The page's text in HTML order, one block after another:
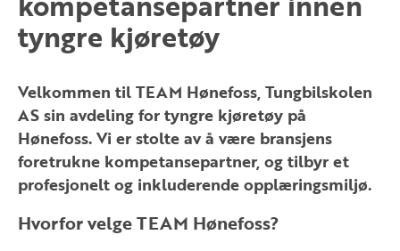
tyngre kjøretøy
Velkommen til TEAM Hønefoss, Tungbilskolen
AS sin avdeling for tyngre kjøretøy på
Hønefoss. Vi er stolte av å være bransjens
foretrukne kompetansepartner, og tilbyr et
profesjonelt og inkluderende opplæringsmiljø.
Hvorfor velge TEAM Hønefoss?